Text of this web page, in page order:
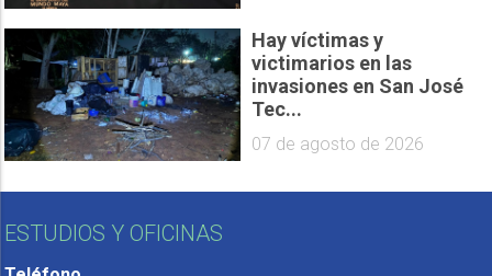
Hay víctimas y
victimarios en las
invasiones en San José
Tec...
07 de agosto de 2026
ESTUDIOS Y OFICINAS